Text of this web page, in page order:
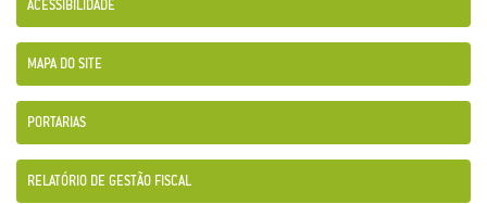
ACESSIBILIDADE
MAPA DO SITE
PORTARIAS
RELATÓRIO DE GESTÃO FISCAL